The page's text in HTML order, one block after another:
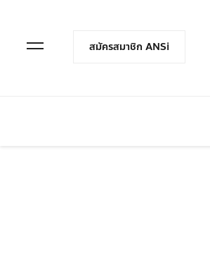
Open Menuสมัครสมาชิก ANSi